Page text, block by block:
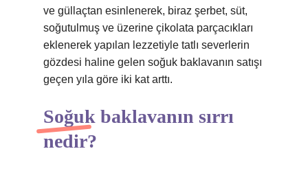
ve güllaçtan esinlenerek, biraz şerbet, süt,
soğutulmuş ve üzerine çikolata parçacıkları
eklenerek yapılan lezzetiyle tatlı severlerin
gözdesi haline gelen soğuk baklavanın satışı
geçen yıla göre iki kat arttı.
Soğuk baklavanın sırrı
nedir?